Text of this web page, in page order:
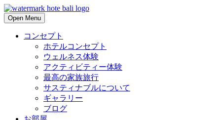
Open Menu
コンセプト
ホテルコンセプト
ウェルネス体験
アクティビティー体験
最高の家族旅行
サスティナブルについて
ギャラリー
ブログ